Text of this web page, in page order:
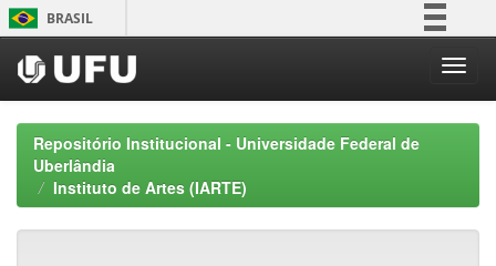
Skip
navigation
BRASIL
Participe
Acesso à informação
Repositório Institucional - Universidade Federal de
Uberlândia
Instituto de Artes (IARTE)